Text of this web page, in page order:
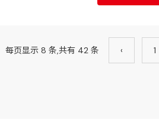
每页显示 8 条,共有 42 条 ‹ 1